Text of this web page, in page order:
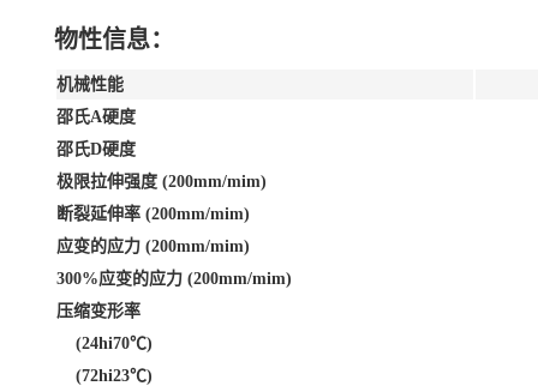
物性信息：
机械性能
邵氏A硬度
邵氏D硬度
极限拉伸强度 (200mm/mim)
断裂延伸率 (200mm/mim)
应变的应力 (200mm/mim)
300%应变的应力 (200mm/mim)
压缩变形率
(24hi70℃)
(72hi23℃)